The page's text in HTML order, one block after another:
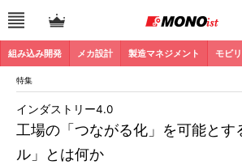
組み込み開発 メカ設計 製造マネジメント モビ
特集
工場の「つながる化」を可能とす
ル」とは何か
インダストリー4.0